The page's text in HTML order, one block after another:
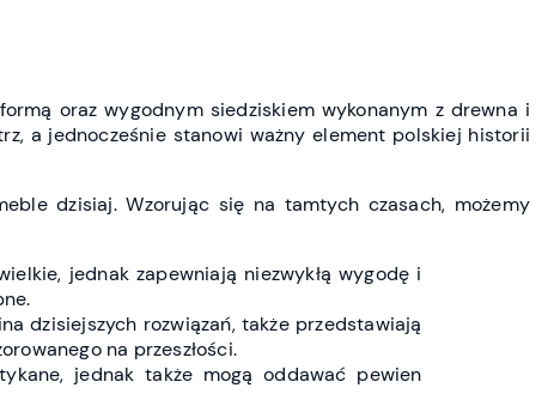
oraz wygodnym siedziskiem wykonanym z drewna i
a jednocześnie stanowi ważny element polskiej historii
dzisiaj. Wzorując się na tamtych czasach, możemy
jednak zapewniają niezwykłą wygodę i
dzisiejszych rozwiązań, także przedstawiają
na przeszłości.
jednak także mogą oddawać pewien